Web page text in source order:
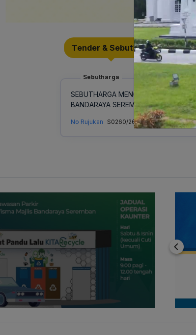
Tender & Sebutharga
Sebutharga
SEBUTHARGA MENGERJAKAN
BANDARAYA SEREMBAN TAHUN 2026
No Rujukan S0260/26